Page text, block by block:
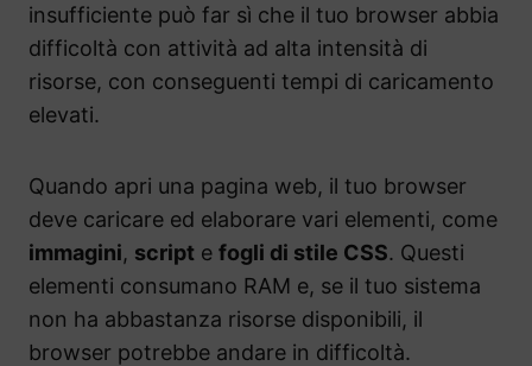
insufficiente può far sì che il tuo browser abbia
difficoltà con attività ad alta intensità di
risorse, con conseguenti tempi di caricamento
elevati.
Quando apri una pagina web, il tuo browser
deve caricare ed elaborare vari elementi, come
immagini, script e fogli di stile CSS. Questi
elementi consumano RAM e, se il tuo sistema
non ha abbastanza risorse disponibili, il
browser potrebbe andare in difficoltà.